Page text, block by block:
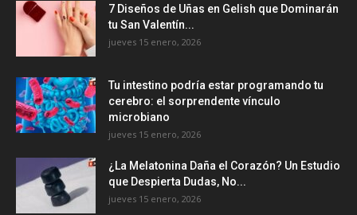
7 Diseños de Uñas en Gelish que Dominarán
tu San Valentín...
jueves 15 enero, 2026
Tu intestino podría estar programando tu
cerebro: el sorprendente vínculo
microbiano
jueves 15 enero, 2026
¿La Melatonina Daña el Corazón? Un Estudio
que Despierta Dudas, No...
jueves 15 enero, 2026